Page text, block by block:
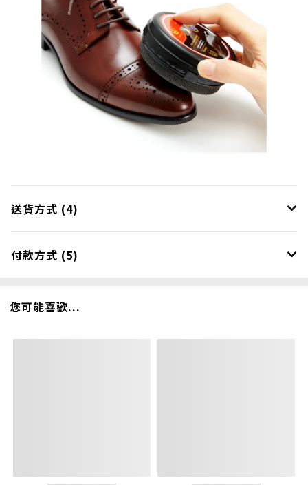
送貨方式 (4)
付款方式 (5)
您可能喜歡...